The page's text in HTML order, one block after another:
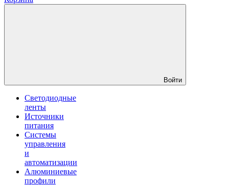
Войти
Светодиодные
ленты
Источники
питания
Системы
управления
и
автоматизации
Алюминиевые
профили